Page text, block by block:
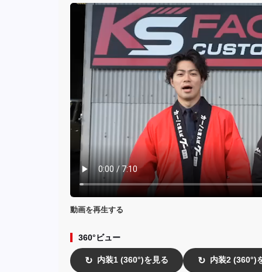
動画を再生する
360°ビュー
↻ 内装1 (360°)を見る ↻ 内装2 (360°)